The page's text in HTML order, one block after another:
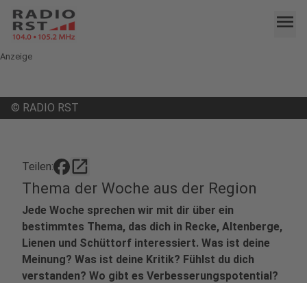
menu
Anzeige
© RADIO RST
Teilen: open_in_new
Thema der Woche aus der Region
Jede Woche sprechen wir mit dir über ein
bestimmtes Thema, das dich in Recke, Altenberge,
Lienen und Schüttorf interessiert. Was ist deine
Meinung? Was ist deine Kritik? Fühlst du dich
verstanden? Wo gibt es Verbesserungspotential?